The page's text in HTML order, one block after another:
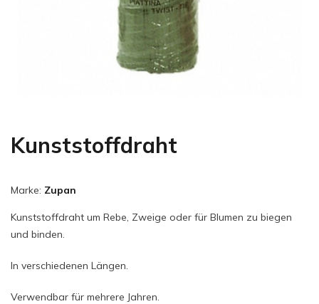
Kunststoffdraht
Marke: Zupan
Kunststoffdraht um Rebe, Zweige oder für Blumen zu biegen
und binden.
In verschiedenen Längen.
Verwendbar für mehrere Jahren.